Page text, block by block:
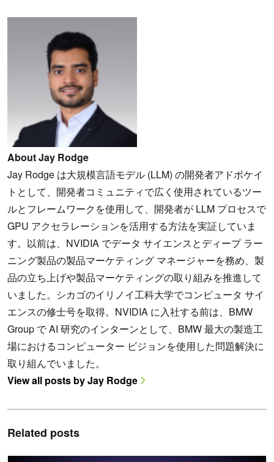
About Jay Rodge
Jay Rodge は大規模言語モデル (LLM) の開発者アドボケイ
トとして、開発者コミュニティで広く使用されているツー
ルとフレームワークを使用して、開発者が LLM プロセスで
GPU アクセラレーションを活用する方法を実証していま
す。以前は、NVIDIA でデータ サイエンスとディープ ラー
ニング製品の製品マーケティング マネージャーを務め、製
品の立ち上げや製品マーケティングの取り組みを推進して
いました。シカゴのイリノイ工科大学でコンピュータ サイ
エンスの修士号を取得。NVIDIA に入社する前は、BMW
Group で AI 研究のインターンとして、BMW 最大の製造工
場におけるコンピューター ビジョンを使用した問題解決に
取り組んでいました。
View all posts by Jay Rodge
Related posts